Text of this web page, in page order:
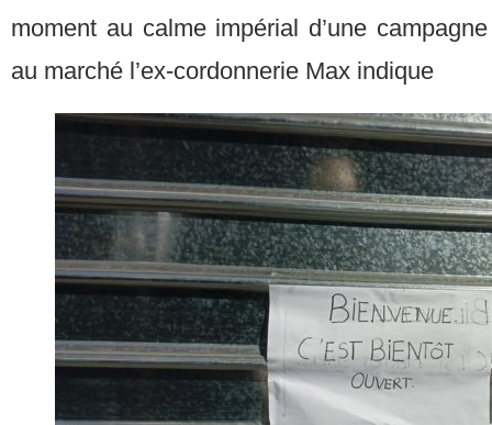
moment au calme impérial d’une
au marché l’ex-cordonnerie Max indique